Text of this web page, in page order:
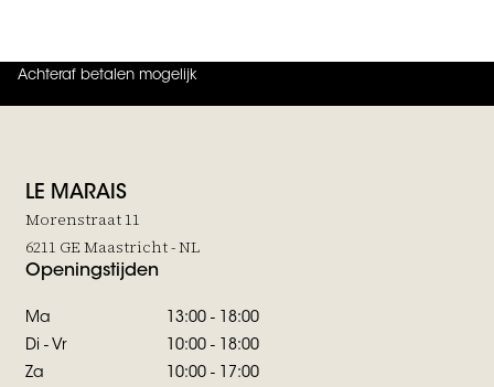
Achteraf betalen mogelijk
4.9 uit 5 (737 reviews
LE MARAIS
Morenstraat 11
6211 GE Maastricht - NL
Openingstijden
Ma
13:00 - 18:00
Di - Vr
10:00 - 18:00
Za
10:00 - 17:00